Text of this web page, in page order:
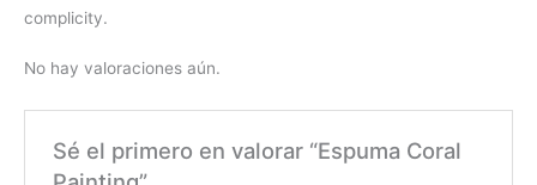
complicity.
No hay valoraciones aún.
Sé el primero en valorar “Espuma Coral